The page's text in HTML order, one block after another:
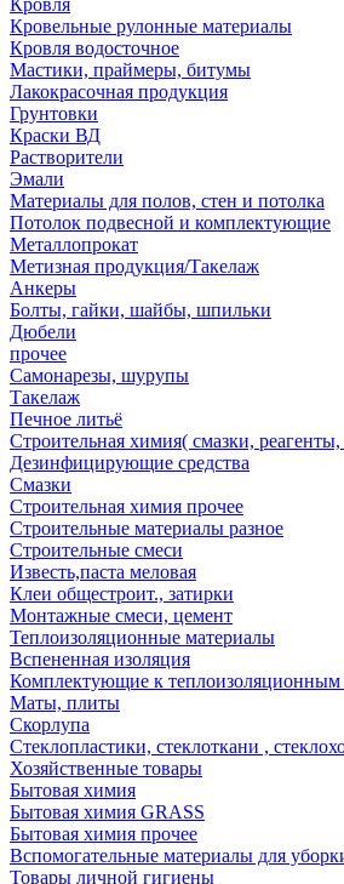
Кровля
Кровельные рулонные материалы
Кровля водосточное
Мастики, праймеры, битумы
Лакокрасочная продукция
Грунтовки
Краски ВД
Растворители
Эмали
Материалы для полов, стен и потолка
Потолок подвесной и комплектующие
Металлопрокат
Метизная продукция/Такелаж
Анкеры
Болты, гайки, шайбы, шпильки
Дюбели
прочее
Самонарезы, шурупы
Такелаж
Печное литьё
Строительная химия( смазки,
Дезинфицирующие средства
Смазки
Строительная химия прочее
Строительные материалы разное
Строительные смеси
Известь,паста меловая
Клеи общестроит., затирки
Монтажные смеси, цемент
Теплоизоляционные материалы
Вспененная изоляция
Комплектующие к теплоизоляционным
Маты, плиты
Скорлупа
Стеклопластики, стеклоткани ,
Хозяйственные товары
Бытовая химия
Бытовая химия GRASS
Бытовая химия прочее
Вспомогательные материалы для
Товары личной гигиены